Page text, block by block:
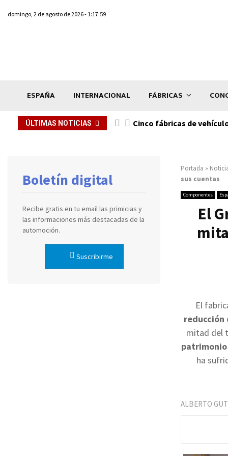
domingo, 2 de agosto de 2026 - 1:17:59
ESPAÑA INTERNACIONAL FÁBRICAS
ÚLTIMAS NOTICIAS Cinco fábricas de
Portada »
sus cuentas
Componentes
El
El
reducción
mitad del
ha
ALBERTO
E
e
o
o
Boletín digital
Recibe gratis en tu email las primicias y
las informaciones más destacadas de la
automoción.
Suscribirme